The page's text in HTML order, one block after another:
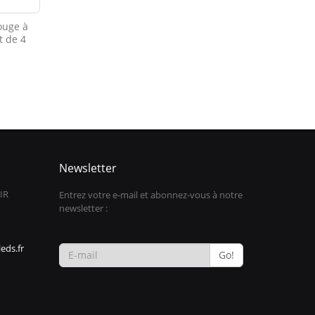
à
de 4
Newsletter
Entrez votre e-mail et abonnez-vous à notre
newsletter :
Go!